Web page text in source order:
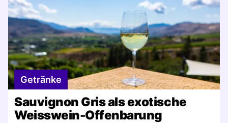
Getränke
Sauvignon Gris als exotische
Weisswein-Offenbarung